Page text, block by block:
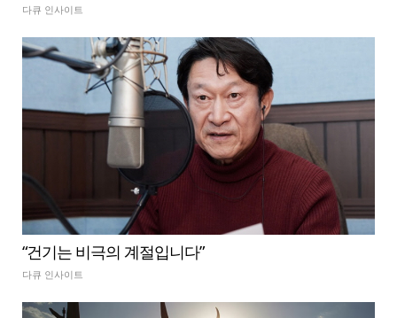
다큐 인사이트
“건기는 비극의 계절입니다”
다큐 인사이트